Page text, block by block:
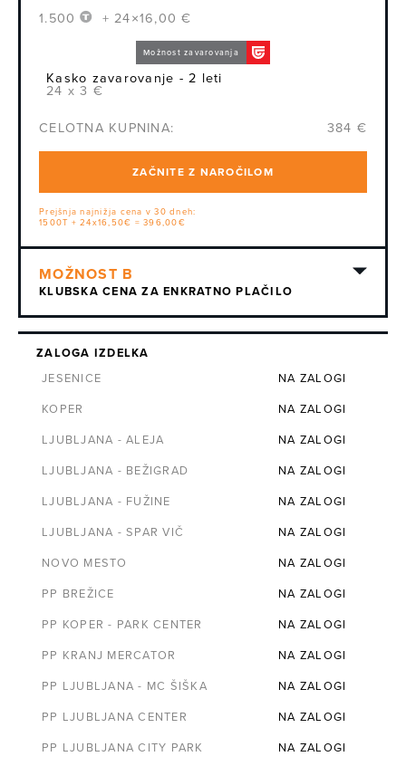
1.500 + 24×16,00 €
Možnost zavarovanja
Kasko zavarovanje - 2 leti
24 x 3 €
CELOTNA KUPNINA: 384 €
ZAČNITE Z NAROČILOM
Prejšnja najnižja cena v 30 dneh:
1500T + 24x16,50€ = 396,00€
KLUBSKA CENA ZA ENKRATNO PLAČILO
ZALOGA IZDELKA
JESENICE
NA ZALOGI
KOPER NA ZALOGI
LJUBLJANA - ALEJA NA ZALOGI
LJUBLJANA - BEŽIGRAD NA ZALOGI
LJUBLJANA - FUŽINE NA ZALOGI
LJUBLJANA - SPAR VIČ NA ZALOGI
NOVO MESTO NA ZALOGI
PP BREŽICE NA ZALOGI
PP KOPER - PARK CENTER NA ZALOGI
PP KRANJ MERCATOR NA ZALOGI
PP LJUBLJANA - MC ŠIŠKA NA ZALOGI
PP LJUBLJANA CENTER NA ZALOGI
PP LJUBLJANA CITY PARK NA ZALOGI